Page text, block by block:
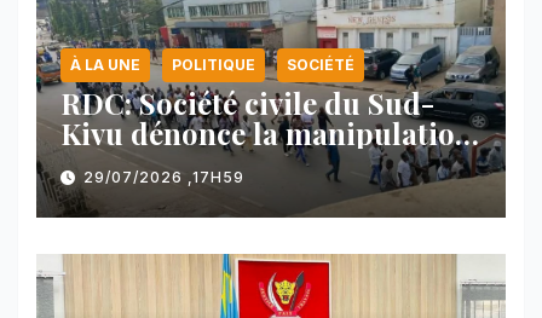
À LA UNE POLITIQUE SOCIÉTÉ
RDC: Société civile du Sud-
Kivu dénonce la manipulation
des manifestations par
l’AFC/M23
29/07/2026 ,17H59